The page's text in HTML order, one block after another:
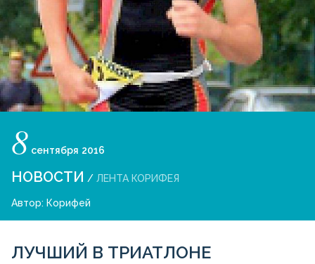
8 сентября 2016
НОВОСТИ / ЛЕНТА КОРИФЕЯ
Автор: Корифей
ЛУЧШИЙ В ТРИАТЛОНЕ